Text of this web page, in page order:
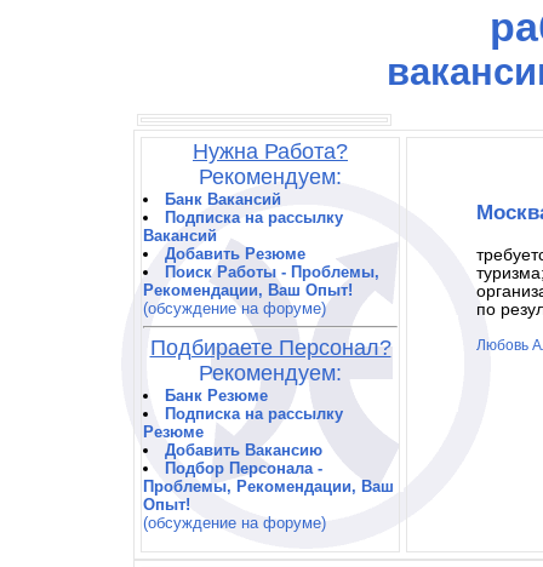
Нужна Работа?
Рекомендуем:
Банк Вакансий
Подписка на рассылку
Вакансий
Добавить Резюме
Поиск Работы - Проблемы,
Рекомендации, Ваш Опыт!
(обсуждение на форуме)
Подбираете Персонал?
Рекомендуем:
Банк Резюме
Подписка на рассылку
Резюме
Добавить Вакансию
Подбор Персонала -
Проблемы, Рекомендации, Ваш
Опыт!
(обсуждение на форуме)
по
Любовь